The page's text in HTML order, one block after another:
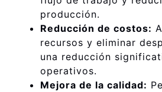
producción.
Reducción de costos:
recursos y eliminar
una reducción
operativos.
Mejora de la calidad: